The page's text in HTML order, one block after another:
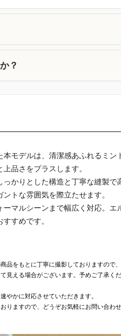
？
モデルは、清潔感あふれるミ
品さをプラスします。
かりとした構造と丁寧な縫製
トな雰囲気を際立たせます。
マルシーンまで幅広く対応。
すめです。
をもとに丁寧に撮影しておりますので
える場合がございます。予めご了承く
やかに対応させていただきます。
りますので、どうぞお気軽にお問い合わせ